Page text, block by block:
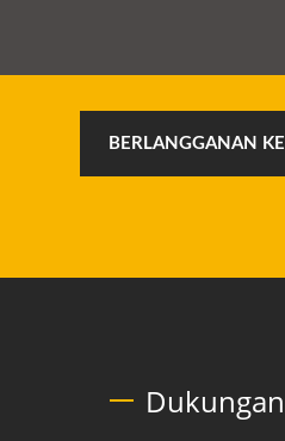
BERLANGGANAN KE
Dukungan